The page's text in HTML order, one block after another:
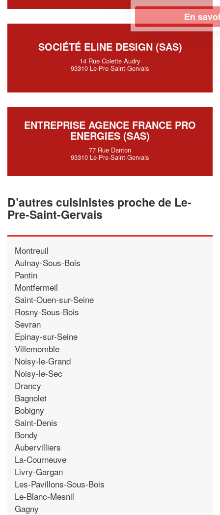
SOCIÉTÉ ELINE DESIGN (SAS)
14 Rue Colette Audry
93310 Le-Pre-Saint-Gervais
ENTREPRISE AGENCE FRANCE PRO
ENERGIES (SAS)
77 Rue Danton
93310 Le-Pre-Saint-Gervais
D’autres cuisinistes proche de Le-
Pre-Saint-Gervais
Montreuil
Aulnay-Sous-Bois
Pantin
Montfermeil
Saint-Ouen-sur-Seine
Rosny-Sous-Bois
Sevran
Epinay-sur-Seine
Villemomble
Noisy-le-Grand
Noisy-le-Sec
Drancy
Bagnolet
Bobigny
Saint-Denis
Bondy
Aubervilliers
La-Courneuve
Livry-Gargan
Les-Pavillons-Sous-Bois
Le-Blanc-Mesnil
Gagny